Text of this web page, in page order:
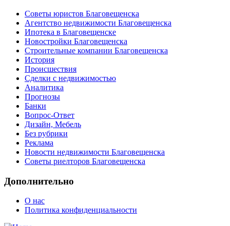
Советы юристов Благовещенска
Агентство недвижимости Благовещенска
Ипотека в Благовещенске
Новостройки Благовещенска
Строительные компании Благовещенска
История
Происшествия
Сделки с недвижимостью
Аналитика
Прогнозы
Банки
Вопрос-Ответ
Дизайн, Мебель
Без рубрики
Реклама
Новости недвижимости Благовещенска
Советы риелторов Благовещенска
Дополнительно
О нас
Политика конфиденциальности